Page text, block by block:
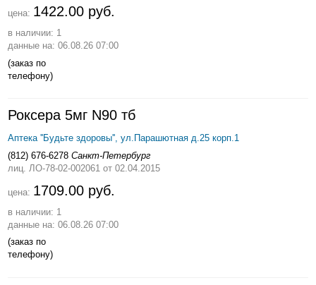
цена: 1422.00 руб.
в наличии: 1
данные на: 06.08.26 07:00
(заказ по
телефону)
Роксера 5мг N90 тб
Аптека ''Будьте здоровы'', ул.Парашютная д.25 корп.1
(812) 676-6278 Санкт-Петербург
лиц. ЛО-78-02-002061 от 02.04.2015
цена: 1709.00 руб.
в наличии: 1
данные на: 06.08.26 07:00
(заказ по
телефону)